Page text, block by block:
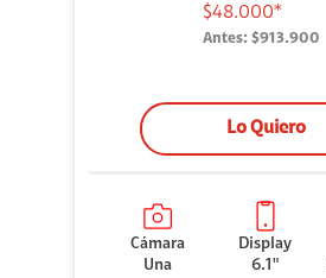
$48.000*
Antes: $913.900
Lo Quiero
Cámara
Una
Display
6.1"